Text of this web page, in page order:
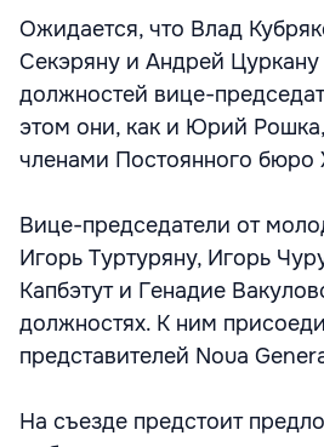
Ожидается, что Влад
Секэряну и Андрей Цуркану
должностей вице-
этом они, как и Юрий Рошка,
членами Постоянного
Вице-председатели от
Игорь Туртуряну, Игорь
Капбэтут и Генадие
должностях. К ним
представителей Noua
На съезде предстоит